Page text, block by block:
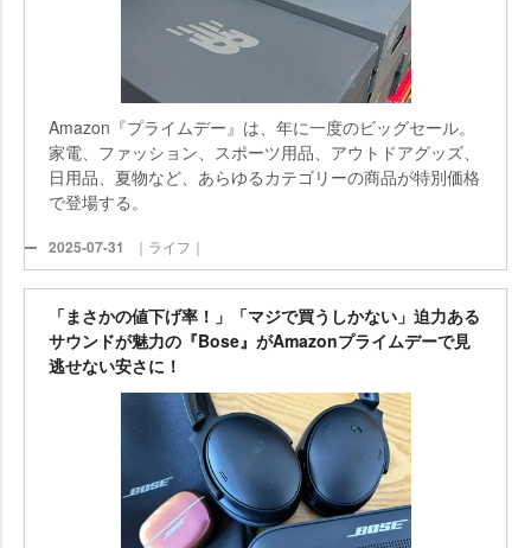
Amazon『プライムデー』は、年に一度のビッグセール。
家電、ファッション、スポーツ用品、アウトドアグッズ、
日用品、夏物など、あらゆるカテゴリーの商品が特別価格
で登場する。
2025-07-31 ｜ライフ｜
「まさかの値下げ率！」「マジで買うしかない」迫力ある
サウンドが魅力の『Bose』がAmazonプライムデーで見
逃せない安さに！